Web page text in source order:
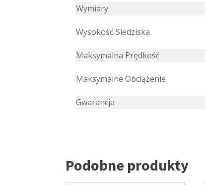
Wymiary
Wysokość Siedziska
Maksymalna Prędkość
Maksymalne Obciążenie
Gwarancja
Podobne produkty